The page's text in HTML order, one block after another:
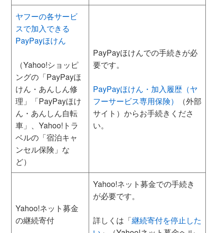
ヤフーの各サービ
スで加入できる
PayPayほけん
（Yahoo!ショッピ
ングの「PayPayほ
けん・あんしん修
理」「PayPayほけ
ん・あんしん自転
車」、Yahoo!トラ
ベルの「宿泊キャ
ンセル保険」な
ど）
PayPayほけんでの手続きが必
要です。
PayPayほけん・加入履歴（ヤ
フーサービス専用保険）
（外部
サイト）からお手続きくださ
い。
Yahoo!ネット募金
の継続寄付
Yahoo!ネット募金での手続き
が必要です。
詳しくは「継続寄付を停止した